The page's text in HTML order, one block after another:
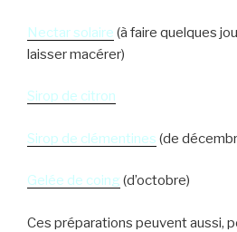
Nectar solaire (à faire quelques
laisser macérer)
Sirop de citron
Sirop de clémentines (de
Gelée de coing(d’octobre)
Ces préparations peuvent aussi,